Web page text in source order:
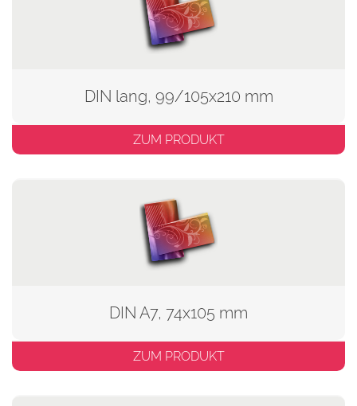
DIN lang, 99/105x210 mm
ZUM PRODUKT
DIN A7, 74x105 mm
ZUM PRODUKT